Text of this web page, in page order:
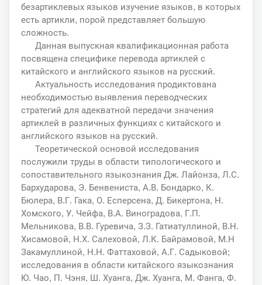
безартиклевых языков изучение языков, в которых
есть артикли, порой представляет большую
сложность.
Данная выпускная квалификационная работа
посвящена специфике перевода артиклей с
китайского и английского языков на русский.
Актуальность исследования продиктована
необходимостью выявления переводческих
стратегий для адекватной передачи значения
артиклей в различных функциях с китайского и
английского языков на русский.
Теоретической основой исследования
послужили труды в области типологического и
сопоставительного языкознания Дж. Лайонза, Л.С.
Бархударова, Э. Бенвениста, А.В. Бондарко, К.
Бюлера, В.Г. Гака, О. Есперсена, Д. Бикертона, Н.
Хомского, У. Чейфа, В.А. Виноградова, Г.П.
Мельникова, В.В. Гуревича, З.З. Гатиатуллиной, В.Н.
Хисамовой, Н.Х. Салеховой, Л.К. Байрамовой, М.Н
Закамуллиной, Н.Н. Фаттаховой, А.Г. Садыковой;
исследования в области китайского языкознания
Ю. Чао, П. Чэня, Ш. Хуанга, Дж. Хуанга, М. Фанга, Ф.